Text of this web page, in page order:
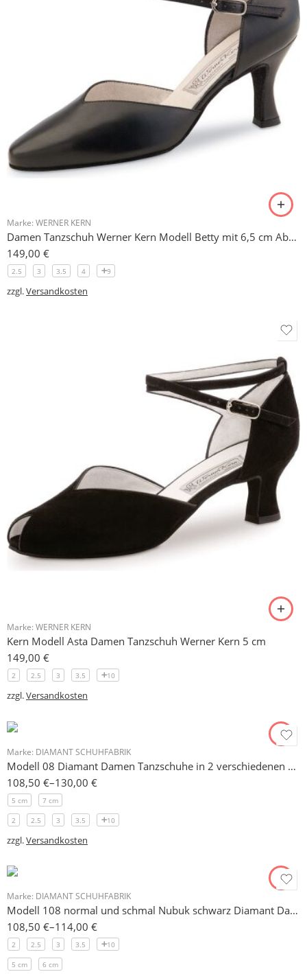
Marke: WERNER KERN
Damen Tanzschuh Werner Kern Modell Betty mit 6,5 cm Absatz
149,00 €
2.5 3 3.5 4 9
zzgl.Versandkosten
Marke: WERNER KERN
Kern Modell Asta Damen Tanzschuh Werner Kern 5 cm
149,00 €
2 2.5 3 3.5 10
zzgl.Versandkosten
Marke: DIAMANT SCHUHFABRIK
Modell 08 Diamant Damen Tanzschuhe in 2 verschiedenen Absatzhöhen: 7,5 cm schlank, 5 cm flare
108,50 €–130,00 €
5 cm 7 cm
2 2.5 3 3.5 10
zzgl.Versandkosten
Marke: DIAMANT SCHUHFABRIK
Modell 108 normal und schmal Nubuk schwarz Diamant Damen Tanzschuh 5 oder 6,5 cm
108,50 €–114,00 €
2 2.5 3 3.5 10
5 cm 6 cm